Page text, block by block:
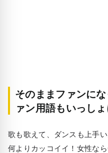
そのままファンに
ァン用語もいっし
歌も歌えて、ダンスも上手
何よりカッコイイ！女性な